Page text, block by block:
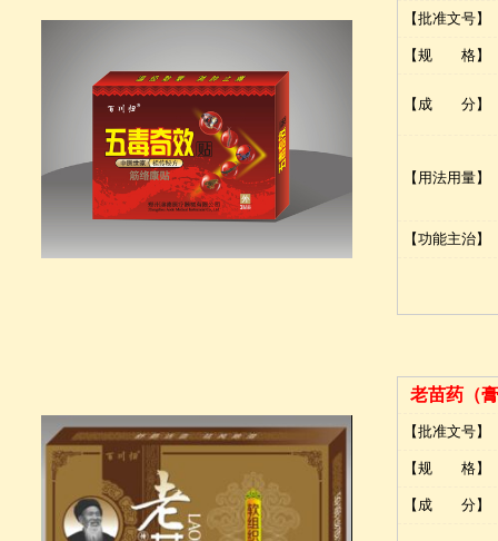
【批准文号】
【规 格】
【成 分】
【用法用量】
【功能主治】
老苗药（
【批准文号】
【规 格】
【成 分】